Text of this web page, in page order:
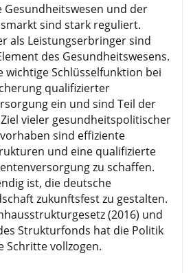
Gesundheitswesen und der
sind stark reguliert.
als Leistungserbringer sind
des Gesundheitswesens.
wichtige Schlüsselfunktion bei
qualifizierter
ein und sind Teil der
vieler gesundheitspolitischer
sind effiziente
und eine qualifizierte
zu schaffen.
ist, die deutsche
zukunftsfest zu gestalten.
(2016) und
Strukturfonds hat die Politik
Schritte vollzogen.